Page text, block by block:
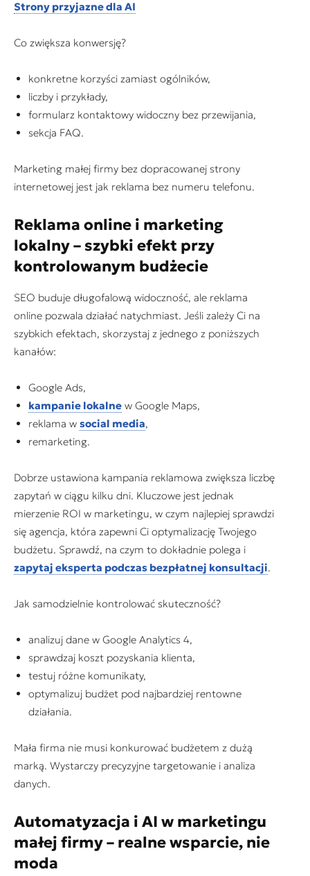
Strony przyjazne dla AI
Co zwiększa konwersję?
konkretne korzyści zamiast ogólników,
liczby i przykłady,
formularz kontaktowy widoczny bez przewijania,
sekcja FAQ.
Marketing małej firmy bez dopracowanej strony
internetowej jest jak reklama bez numeru telefonu.
Reklama online i marketing
lokalny– szybki efekt przy
kontrolowanym budżecie
SEO buduje długofalową widoczność, ale reklama
online pozwala działać natychmiast. Jeśli zależy Ci na
szybkich efektach, skorzystaj z jednego z poniższych
kanałów:
Google Ads,
kampanie lokalne w Google Maps,
reklama w social media,
remarketing.
Dobrze ustawiona kampania reklamowa zwiększa liczbę
zapytań w ciągu kilku dni. Kluczowe jest jednak
mierzenie ROI w marketingu, w czym najlepiej sprawdzi
się agencja, która zapewni Ci optymalizację Twojego
budżetu. Sprawdź, na czym to dokładnie polega i
zapytaj eksperta podczas bezpłatnej konsultacji.
Jak samodzielnie kontrolować skuteczność?
analizuj dane w Google Analytics 4,
sprawdzaj koszt pozyskania klienta,
testuj różne komunikaty,
optymalizuj budżet pod najbardziej rentowne
działania.
Mała firma nie musi konkurować budżetem z dużą
marką. Wystarczy precyzyjne targetowanie i analiza
danych.
Automatyzacja i AI w marketingu
małej firmy– realne wsparcie, nie
moda